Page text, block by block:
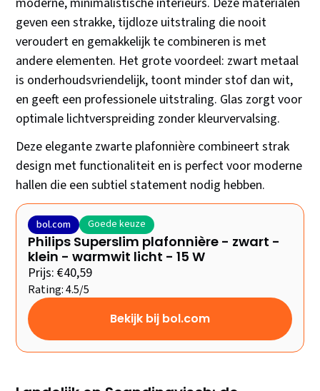
geven een strakke, tijdloze uitstraling die nooit
veroudert en gemakkelijk te combineren is met
andere elementen. Het grote voordeel: zwart metaal
is onderhoudsvriendelijk, toont minder stof dan wit,
en geeft een professionele uitstraling. Glas zorgt voor
optimale lichtverspreiding zonder kleurvervalsing.
Deze elegante zwarte plafonnière combineert strak
design met functionaliteit en is perfect voor moderne
hallen die een subtiel statement nodig hebben.
bol.com Goede keuze
Philips Superslim plafonnière - zwart -
klein - warmwit licht - 15 W
Prijs: €40,59
Rating: 4.5/5
Bekijk bij bol.com